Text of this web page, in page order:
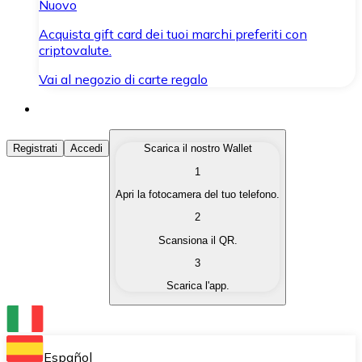
Nuovo
Acquista gift card dei tuoi marchi preferiti con
criptovalute.
Vai al negozio di carte regalo
Acquista Criptovalute
Acquista le criptovalute che ti interessano in modo
Converti le tue criptovalute in valuta fiat quando ne
Scambia una criptovaluta con un'altra
Conserva le tue cripto in un Wallet self-custodial.
Registrati Accedi
Scarica il nostro Wallet
1
Apri la fotocamera del tuo telefono.
2
Scansiona il QR.
3
Scarica l'app.
Español